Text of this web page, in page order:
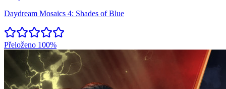
Daydream Mosaics 4: Shades of Blue
Přeloženo 100%